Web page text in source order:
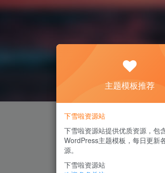
主题模板推荐
下雪啦资源站
下雪啦资源站提供优质资源，包
WordPress主题模板，每日更新
源。
下雪啦资源站